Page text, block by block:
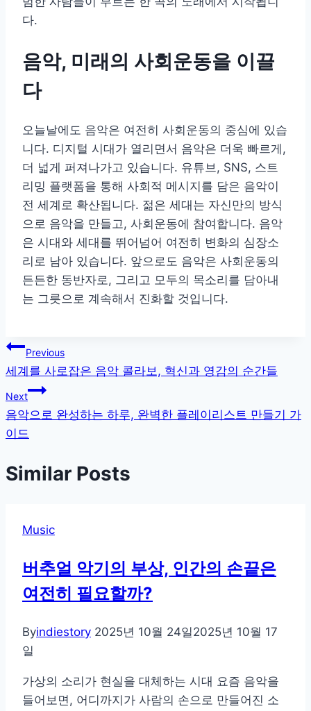
다.
음악, 미래의 사회운동을 이끌
다
오늘날에도 음악은 여전히 사회운동의 중심에 있습
니다. 디지털 시대가 열리면서 음악은 더욱 빠르게,
더 넓게 퍼져나가고 있습니다. 유튜브, SNS, 스트
리밍 플랫폼을 통해 사회적 메시지를 담은 음악이
전 세계로 확산됩니다. 젊은 세대는 자신만의 방식
으로 음악을 만들고, 사회운동에 참여합니다. 음악
은 시대와 세대를 뛰어넘어 여전히 변화의 심장소
리로 남아 있습니다. 앞으로도 음악은 사회운동의
든든한 동반자로, 그리고 모두의 목소리를 담아내
는 그릇으로 계속해서 진화할 것입니다.
글
탐
색
Previous
세계를 사로잡은 음악 콜라보, 혁신과 영감의 순간들
Next
음악으로 완성하는 하루, 완벽한 플레이리스트 만들기 가
이드
Similar Posts
Music
버추얼 악기의 부상, 인간의 손끝은
여전히 필요할까?
Byindiestory 2025년 10월 24일2025년 10월 17
일
가상의 소리가 현실을 대체하는 시대 요즘 음악을
들어보면, 어디까지가 사람의 손으로 만들어진 소